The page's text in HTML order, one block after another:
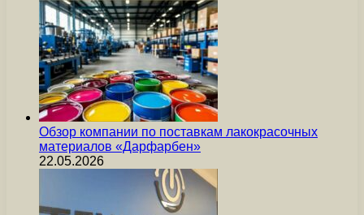
Обзор компании по поставкам лакокрасочных
материалов «Дарфарбен»
22.05.2026